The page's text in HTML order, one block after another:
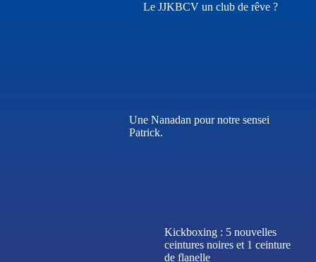
Le JJKBCV un club de rêve ?
Une Nanadan pour notre sensei
Patrick.
Kickboxing : 5 nouvelles
ceintures noires et 1 ceinture
de flanelle